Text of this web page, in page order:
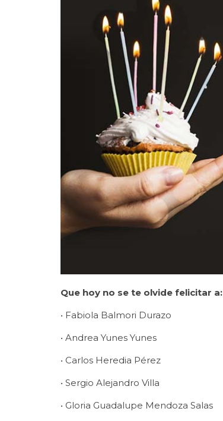
Que hoy no se te olvide felicitar a:
• Fabiola Balmori Durazo
• Andrea Yunes Yunes
• Carlos Heredia Pérez
• Sergio Alejandro Villa
• Gloria Guadalupe Mendoza Salas